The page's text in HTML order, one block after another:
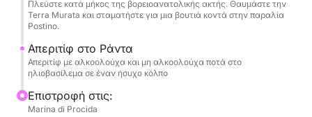
και μη αλκοολούχα ποτά για να απολαύσετε το
ηλιοβασίλεμα και, πάνω απ 'όλα, ένα τυπικό
τοπικό γεύμα που θα σας επιτρέψει να
απολαύσετε αυθεντική κουζίνα της Procida. Στο
πλοίο, θα βρείτε όλες τις απαραίτητες ανέσεις:
τουαλέτες, ντους για να ξεπλύνετε και
στερεοφωνικό σύστημα για τη μουσική σας. Οκτώ
Πλεύστε κατά μήκος της βορειοανατολικής ακτής. Θαυμάστε την
Terra Murata και σταματήστε για μια βουτιά κοντά στην παραλία
Postino.
Απεριτίφ στο Ράντα
Απεριτίφ με αλκοολούχα και μη αλκοολούχα ποτά στο
ηλιοβασίλεμα σε έναν ήσυχο κόλπο
Επιστροφή στις:
Marina di Procida